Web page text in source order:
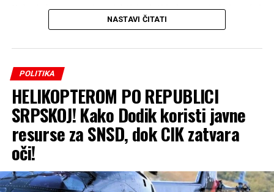
Kako je kazao, novi projekti će dati jedan novi obris našoj
-U Banjaluci se najviše gradi, a svojim građanima najviše
pruža. Nastavljamo put uspona, izgradnje i napretka i
želimo da se ovakva energija širi i po drugim gradovima u
Republici Srpskoj – zaključio je gradonačelnik.
Uz sve infrastrukturne projekte, kako je dodao –
Banjaluka nastavlja da realizuje mjere podrške
građanima u okviru kampanje „Banja Luka pruža više“,
ističući da su od avgusta povećane subvencije za boravak
djece u privatnim predškolskim ustanovama sa 150 na
NASTAVI ČITATI
POLITIKA
HELIKOPTEROM PO REPUBLICI
SRPSKOJ! Kako Dodik koristi javne
resurse za SNSD, dok CIK zatvara
oči!